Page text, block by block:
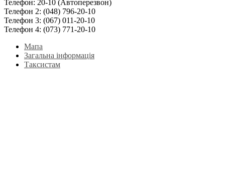
Телефон: 20-10 (Автоперезвон)
Телефон 2: (048) 796-20-10
Телефон 3: (067) 011-20-10
Телефон 4: (073) 771-20-10
Мапа
Загальна інформація
Таксистам